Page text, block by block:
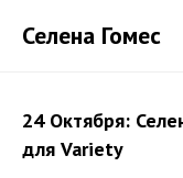
Селена Гомес
24 Октября:
для Variety